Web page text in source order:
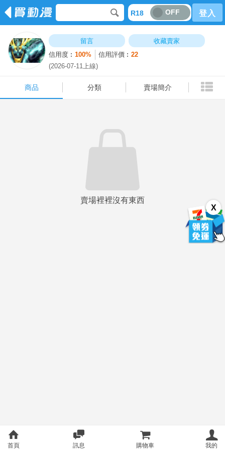
R18 OFF 登入
留言
收藏賣家
信用度︰100% 信用評價︰22
(2026-07-11上線)
商品 分類 賣場簡介
X
賣場裡裡沒有東西
商品 分類 賣場簡介
首頁 訊息 購物車 我的